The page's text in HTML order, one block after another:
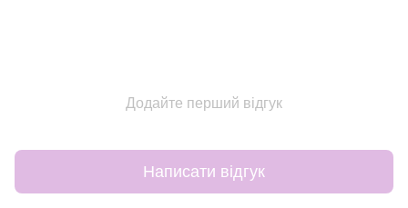
Додайте перший відгук
Написати відгук